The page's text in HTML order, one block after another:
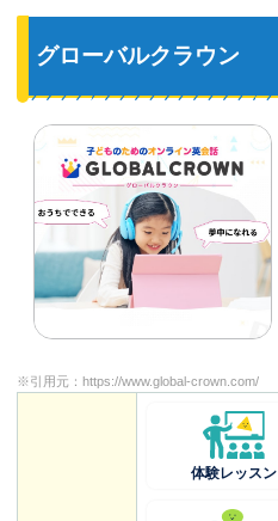
グローバルクラウン
※引用元： https://www.global-crown.com/
体験レッスン